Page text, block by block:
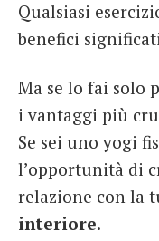
Qualsiasi
benefici
Ma se lo fai solo
i vantaggi più
Se sei uno yogi
l’opportunità di
relazione con la
interiore.